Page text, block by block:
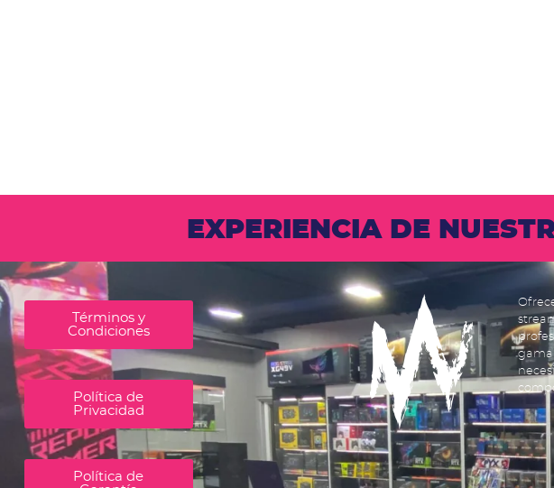
EXPERIENCIA DE
Términos y
Condiciones
Política de
Privacidad
Política de
gama